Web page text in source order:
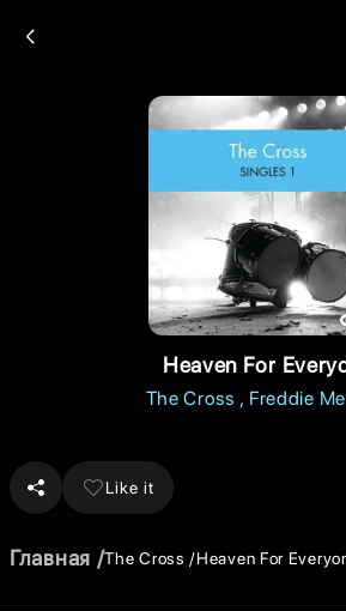
Heaven For
The Cross
Like it
Главная The Cross Heaven For